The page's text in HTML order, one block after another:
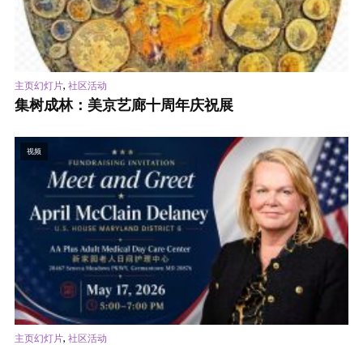
主页幻灯片, 社区活动
集树成林：美京艺廊十周年庆祝展
视频
主页幻灯片, 社区活动